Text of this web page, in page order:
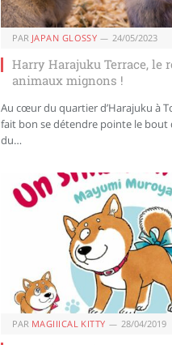
PAR JAPAN GLOSSY 24/05/2023
Harry Harajuku Terrace, le
animaux mignons !
Au cœur du quartier d’Harajuku à
fait bon se détendre pointe le bout
du…
PAR MAGIIICAL KITTY 28/04/2019